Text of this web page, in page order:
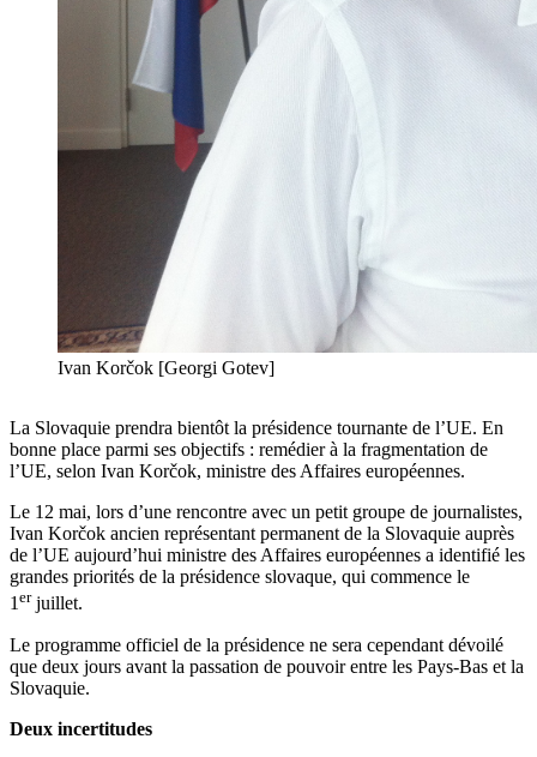
Ivan Korčok [Georgi Gotev]
La Slovaquie prendra bientôt la présidence tournante de l’UE. En
bonne place parmi ses objectifs : remédier à la fragmentation de
l’UE, selon Ivan Korčok, ministre des Affaires européennes.
Le 12 mai, lors d’une rencontre avec un petit groupe de journalistes,
Ivan Korčok ancien représentant permanent de la Slovaquie auprès
de l’UE aujourd’hui ministre des Affaires européennes a identifié les
grandes priorités de la présidence slovaque, qui commence le
1erjuillet.
Le programme officiel de la présidence ne sera cependant dévoilé
que deux jours avant la passation de pouvoir entre les Pays-Bas et la
Slovaquie.
Deux incertitudes